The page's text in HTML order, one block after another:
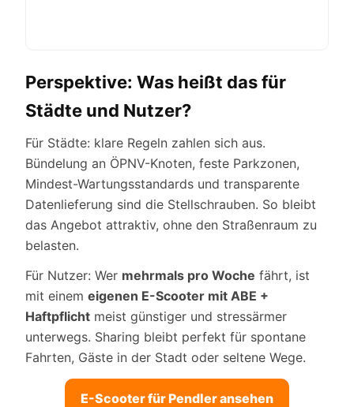
Perspektive: Was heißt das für
Städte und Nutzer?
Für Städte: klare Regeln zahlen sich aus.
Bündelung an ÖPNV-Knoten, feste Parkzonen,
Mindest-Wartungsstandards und transparente
Datenlieferung sind die Stellschrauben. So bleibt
das Angebot attraktiv, ohne den Straßenraum zu
belasten.
Für Nutzer: Wer mehrmals pro Woche fährt, ist
mit einem eigenen E-Scooter mit ABE +
Haftpflicht meist günstiger und stressärmer
unterwegs. Sharing bleibt perfekt für spontane
Fahrten, Gäste in der Stadt oder seltene Wege.
E-Scooter für Pendler ansehen